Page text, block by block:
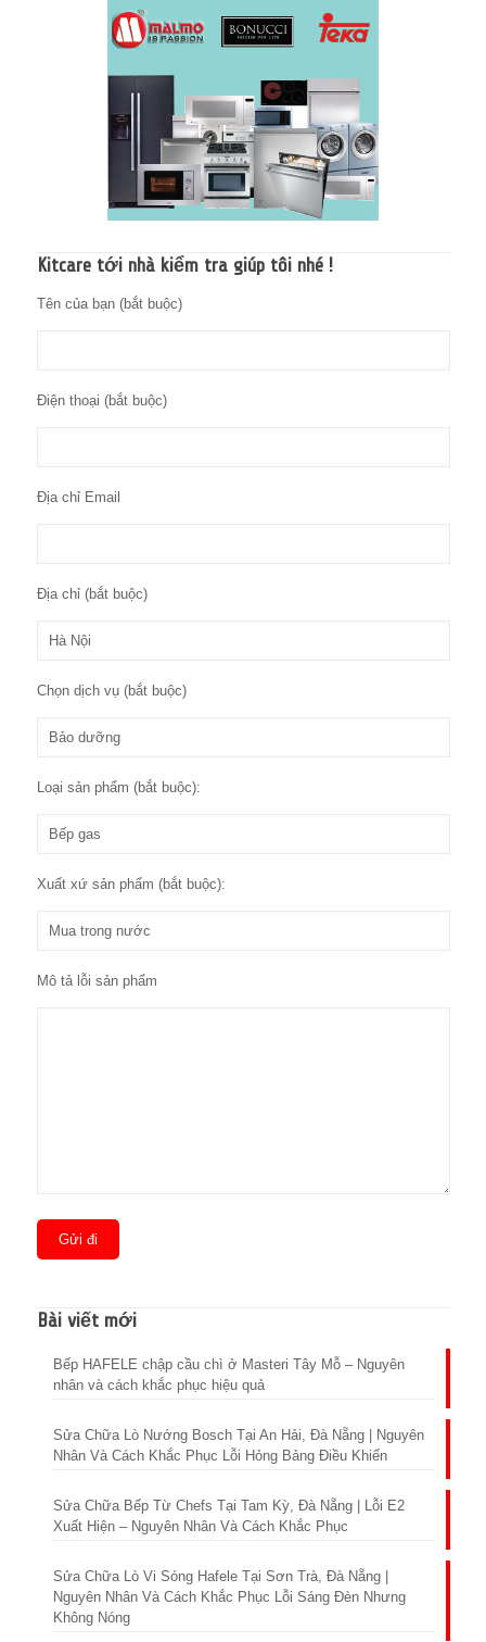
Kitcare tới nhà kiểm tra giúp tôi nhé !
Tên của bạn (bắt buộc)
Điện thoại (bắt buộc)
Địa chỉ Email
Địa chỉ (bắt buộc)
Chọn dịch vụ (bắt buộc)
Loại sản phẩm (bắt buộc):
Xuất xứ sản phẩm (bắt buộc):
Mô tả lỗi sản phẩm
Bài viết mới
Bếp HAFELE chập cầu chì ở Masteri Tây Mỗ – Nguyên
nhân và cách khắc phục hiệu quả
Sửa Chữa Lò Nướng Bosch Tại An Hải, Đà Nẵng | Nguyên
Nhân Và Cách Khắc Phục Lỗi Hỏng Bảng Điều Khiển
Sửa Chữa Bếp Từ Chefs Tại Tam Kỳ, Đà Nẵng | Lỗi E2
Xuất Hiện – Nguyên Nhân Và Cách Khắc Phục
Sửa Chữa Lò Vi Sóng Hafele Tại Sơn Trà, Đà Nẵng |
Nguyên Nhân Và Cách Khắc Phục Lỗi Sáng Đèn Nhưng
Không Nóng